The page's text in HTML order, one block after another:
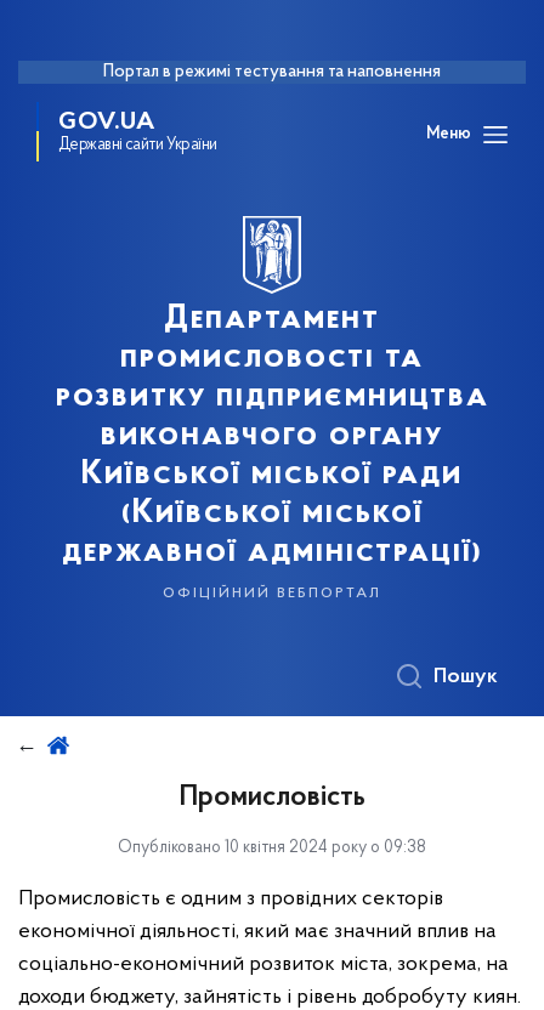
Портал в режимі тестування та наповнення
GOV.UA
Державні сайти України
Меню
Департамент
промисловості та
розвитку підприємництва
виконавчого органу
Київської міської ради
(Київської міської
державної адміністрації)
офіційний вебпортал
Пошук
Промисловість
Опубліковано 10 квітня 2024 року о 09:38
Промисловість є одним з провідних секторів
економічної діяльності, який має значний вплив на
соціально-економічний розвиток міста, зокрема, на
доходи бюджету, зайнятість і рівень добробуту киян.